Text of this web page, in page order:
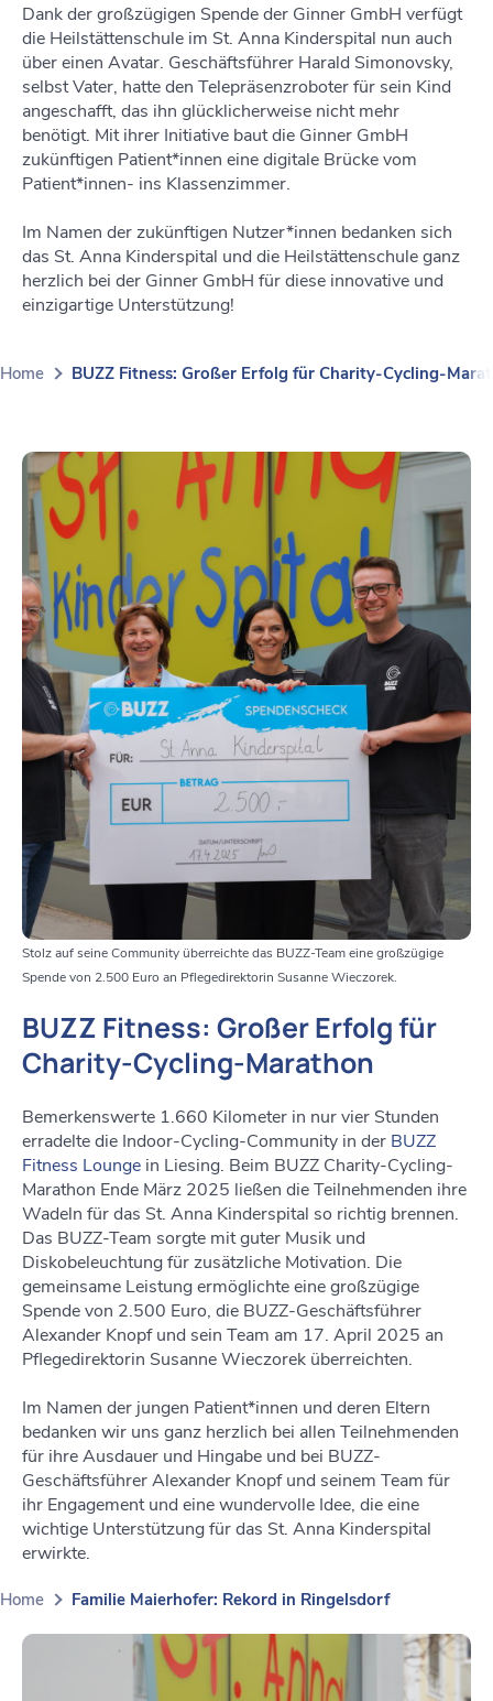
Dank der großzügigen Spende der Ginner GmbH verfügt
die Heilstättenschule im St. Anna Kinderspital nun auch
über einen Avatar. Geschäftsführer Harald Simonovsky,
selbst Vater, hatte den Telepräsenzroboter für sein Kind
angeschafft, das ihn glücklicherweise nicht mehr
benötigt. Mit ihrer Initiative baut die Ginner GmbH
zukünftigen Patient*innen eine digitale Brücke vom
Patient*innen- ins Klassenzimmer.
Im Namen der zukünftigen Nutzer*innen bedanken sich
das St. Anna Kinderspital und die Heilstättenschule ganz
herzlich bei der Ginner GmbH für diese innovative und
einzigartige Unterstützung!
Home BUZZ Fitness: Großer Erfolg für Charity-Cycling-
Stolz auf seine Community überreichte das BUZZ-Team eine großzügige
Spende von 2.500 Euro an Pflegedirektorin Susanne Wieczorek.
BUZZ Fitness: Großer Erfolg für
Charity-Cycling-Marathon
Bemerkenswerte 1.660 Kilometer in nur vier Stunden
erradelte die Indoor-Cycling-Community in der BUZZ
Fitness Lounge in Liesing. Beim BUZZ Charity-Cycling-
Marathon Ende März 2025 ließen die Teilnehmenden ihre
Wadeln für das St. Anna Kinderspital so richtig brennen.
Das BUZZ-Team sorgte mit guter Musik und
Diskobeleuchtung für zusätzliche Motivation. Die
gemeinsame Leistung ermöglichte eine großzügige
Spende von 2.500 Euro, die BUZZ-Geschäftsführer
Alexander Knopf und sein Team am 17. April 2025 an
Pflegedirektorin Susanne Wieczorek überreichten.
Im Namen der jungen Patient*innen und deren Eltern
bedanken wir uns ganz herzlich bei allen Teilnehmenden
für ihre Ausdauer und Hingabe und bei BUZZ-
Geschäftsführer Alexander Knopf und seinem Team für
ihr Engagement und eine wundervolle Idee, die eine
wichtige Unterstützung für das St. Anna Kinderspital
erwirkte.
Home Familie Maierhofer: Rekord in Ringelsdorf